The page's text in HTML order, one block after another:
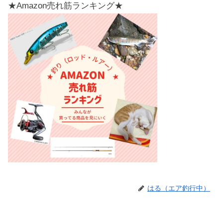
★Amazon売れ筋ランキング★
はる（エア釣行中）